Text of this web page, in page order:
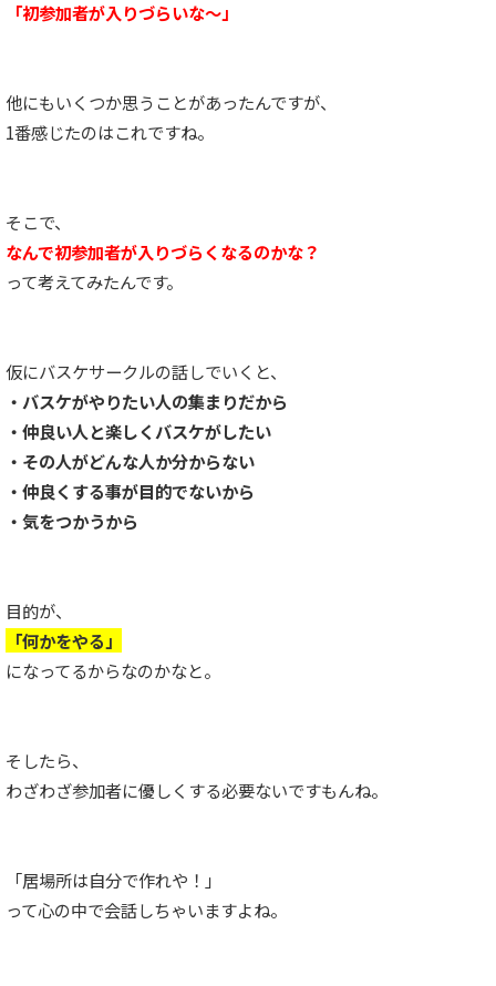
「初参加者が入りづらいな〜」
他にもいくつか思うことがあったんですが、
1番感じたのはこれですね。
そこで、
なんで初参加者が入りづらくなるのかな？
って考えてみたんです。
仮にバスケサークルの話しでいくと、
・バスケがやりたい人の集まりだから
・仲良い人と楽しくバスケがしたい
・その人がどんな人か分からない
・仲良くする事が目的でないから
・気をつかうから
目的が、
「何かをやる」
になってるからなのかなと。
そしたら、
わざわざ参加者に優しくする必要ないですもんね。
「居場所は自分で作れや！」
って心の中で会話しちゃいますよね。